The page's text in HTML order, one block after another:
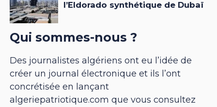
Qui sommes-nous ?
Des journalistes algériens ont eu l’idée de
créer un journal électronique et ils l’ont
concrétisée en lançant
algeriepatriotique.com que vous consultez